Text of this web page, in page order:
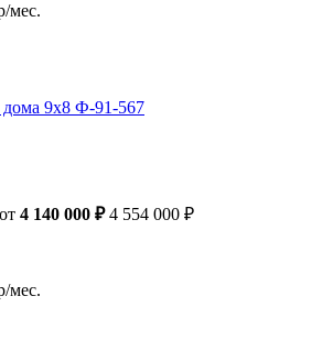
мес.
9х8 Ф-91-567
4 140 000 ₽ 4 554 000 ₽
мес.